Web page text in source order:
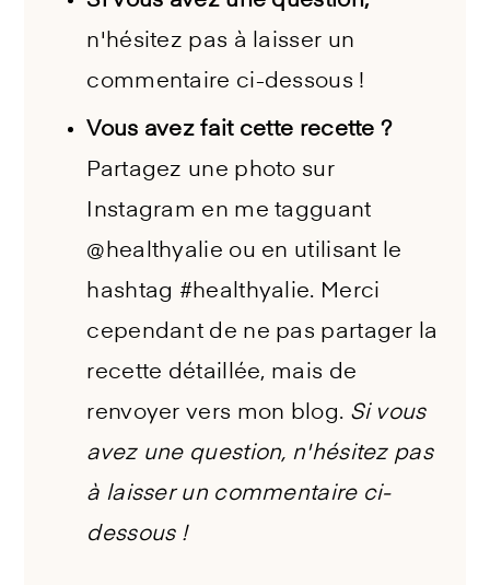
n'hésitez pas à laisser un
commentaire ci-dessous !
Vous avez fait cette recette ?
Partagez une photo sur
Instagram en me tagguant
@healthyalie ou en utilisant le
hashtag #healthyalie. Merci
cependant de ne pas partager la
recette détaillée, mais de
renvoyer vers mon blog. Si vous
avez une question, n'hésitez pas
à laisser un commentaire ci-
dessous !